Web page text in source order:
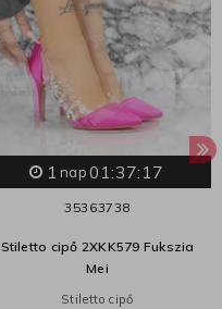
1 nap 01:37:17
35363738
Stiletto cipő 2XKK579 Fukszia
Mei
Stiletto cipő